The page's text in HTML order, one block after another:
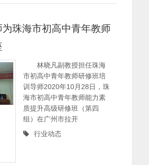
珠海市初高中青年教师
林晓凡副教授担任珠海
市初高中青年教师研修班培
训导师2020年10月28日，珠
海市初高中青年教师能力素
质提升高级研修班（第四
组）在广州市拉开
行业动态